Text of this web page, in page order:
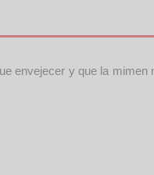
envejecer y que la mimen